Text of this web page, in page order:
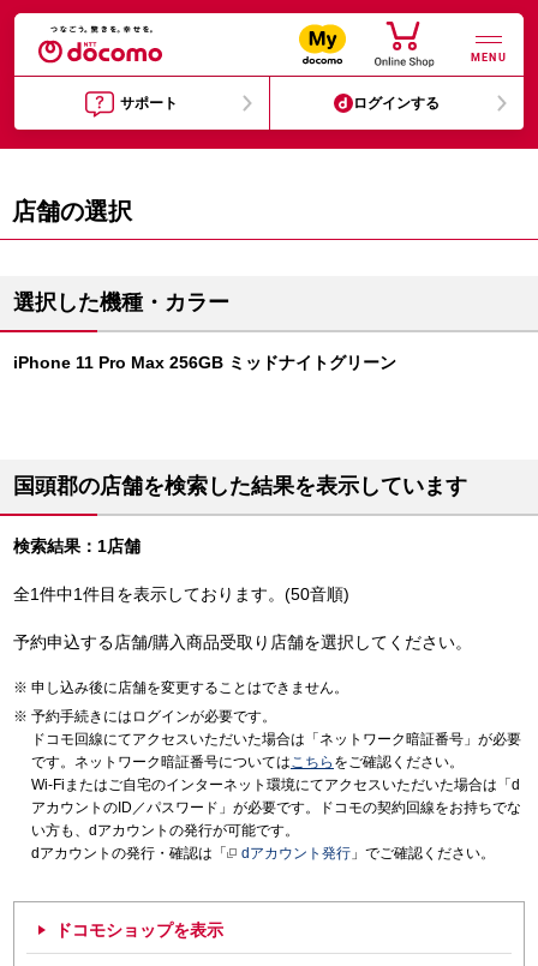
MENU
サポート ログインする
店舗の選択
選択した機種・カラー
iPhone 11 Pro Max 256GB ミッドナイトグリーン
国頭郡の店舗を検索した結果を表示しています
検索結果：1店舗
全1件中1件目を表示しております。(50音順)
予約申込する店舗/購入商品受取り店舗を選択してください。
申し込み後に店舗を変更することはできません。
予約手続きにはログインが必要です。
ドコモ回線にてアクセスいただいた場合は「ネットワーク暗証番号」が必要
です。ネットワーク暗証番号についてはこちら をご確認ください。
Wi-Fiまたはご自宅のインターネット環境にてアクセスいただいた場合は「d
アカウントのID／パスワード」が必要です。ドコモの契約回線をお持ちでな
い方も、dアカウントの発行が可能です。
dアカウントの発行・確認は「
dアカウント発行 」でご確認ください。
ドコモショップを表示